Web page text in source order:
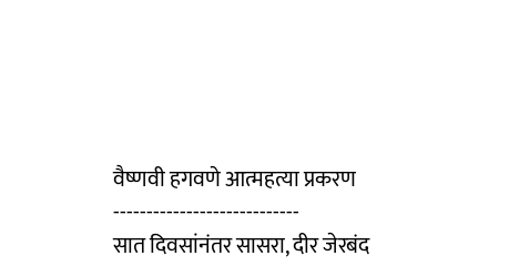
वैष्णवी हगवणे आत्महत्या प्रकरण
----------------------------
सात दिवसांनंतर सासरा, दीर जेरबंद